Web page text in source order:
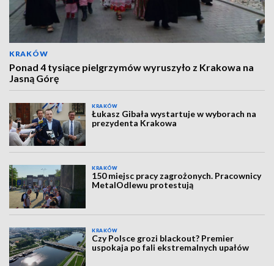
KRAKÓW
Ponad 4 tysiące pielgrzymów wyruszyło z Krakowa na
Jasną Górę
KRAKÓW
Łukasz Gibała wystartuje w wyborach na
prezydenta Krakowa
KRAKÓW
150 miejsc pracy zagrożonych. Pracownicy
MetalOdlewu protestują
KRAKÓW
Czy Polsce grozi blackout? Premier
uspokaja po fali ekstremalnych upałów